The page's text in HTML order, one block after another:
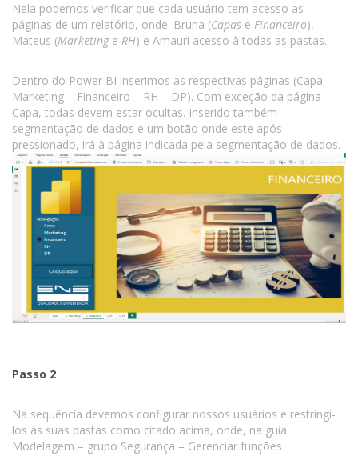
Nela podemos verificar que cada usuário tem acesso as
páginas de um relatório, onde: Bruna (Capas e Financeiro),
Mateus (Marketinge RH) e Amauri acesso à todas as pastas.
Dentro do Power BI inserimos as respectivas páginas (Capa –
Marketing – Financeiro – RH – DP). Com exceção da página
Capa, todas devem estar ocultas. Inserido também
segmentação de dados e um botão onde este após
pressionado, irá à página indicada pela segmentação de dados.
Passo 2
Na sequência devemos configurar nossos usuários e restringi-
los às suas pastas como citado acima, onde, na guia
Modelagem – grupo Segurança – Gerenciar funções